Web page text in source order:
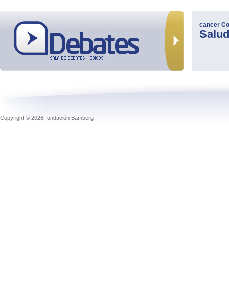
cancer
Salud
Copyright © 2026Fundación Bamberg